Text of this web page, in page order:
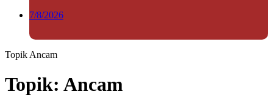
7/8/2026
Topik Ancam
Topik: Ancam